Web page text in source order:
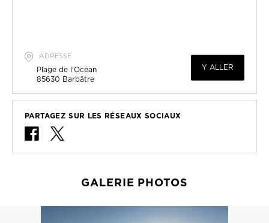
ADRESSE
Plage de l'Océan
85630 Barbâtre
Y ALLER
PARTAGEZ SUR LES RÉSEAUX SOCIAUX
GALERIE PHOTOS